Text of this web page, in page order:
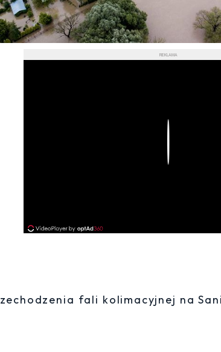
REKLAMA
fali kolimacyjnej na